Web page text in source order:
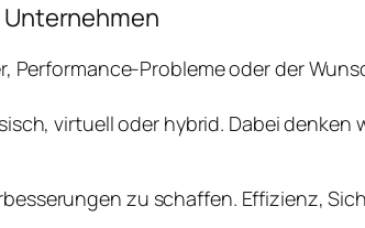
Performance-Probleme oder der
virtuell oder hybrid. Dabei denken
zu schaffen. Effizienz,